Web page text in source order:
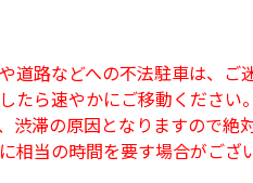
路などへの不法駐車は、ご
ら速やかにご移動ください
滞の原因となりますので絶
当の時間を要す場合がご